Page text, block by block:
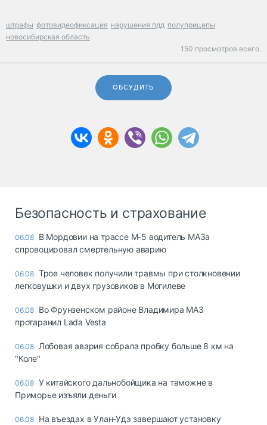
штрафы фотовидеофиксация нарушения пдд полуприцепы
новосибирская область
150 просмотров всего.
ОБСУДИТЬ
Безопасность и страхование
06.08 В Мордовии на трассе М-5 водитель МАЗа
спровоцировал смертельную аварию
06.08 Трое человек получили травмы при столкновении
легковушки и двух грузовиков в Могилеве
06.08 Во Фрунзенском районе Владимира МАЗ
протаранил Lada Vesta
06.08 Лобовая авария собрала пробку больше 8 км на
"Коле"
06.08 У китайского дальнобойщика на таможне в
Приморье изъяли деньги
06.08 Ha въeздax в Улaн-Удэ зaвepшaют ycтaнoвкy